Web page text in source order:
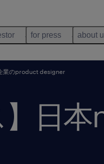
for press about
業のproduct designer
日